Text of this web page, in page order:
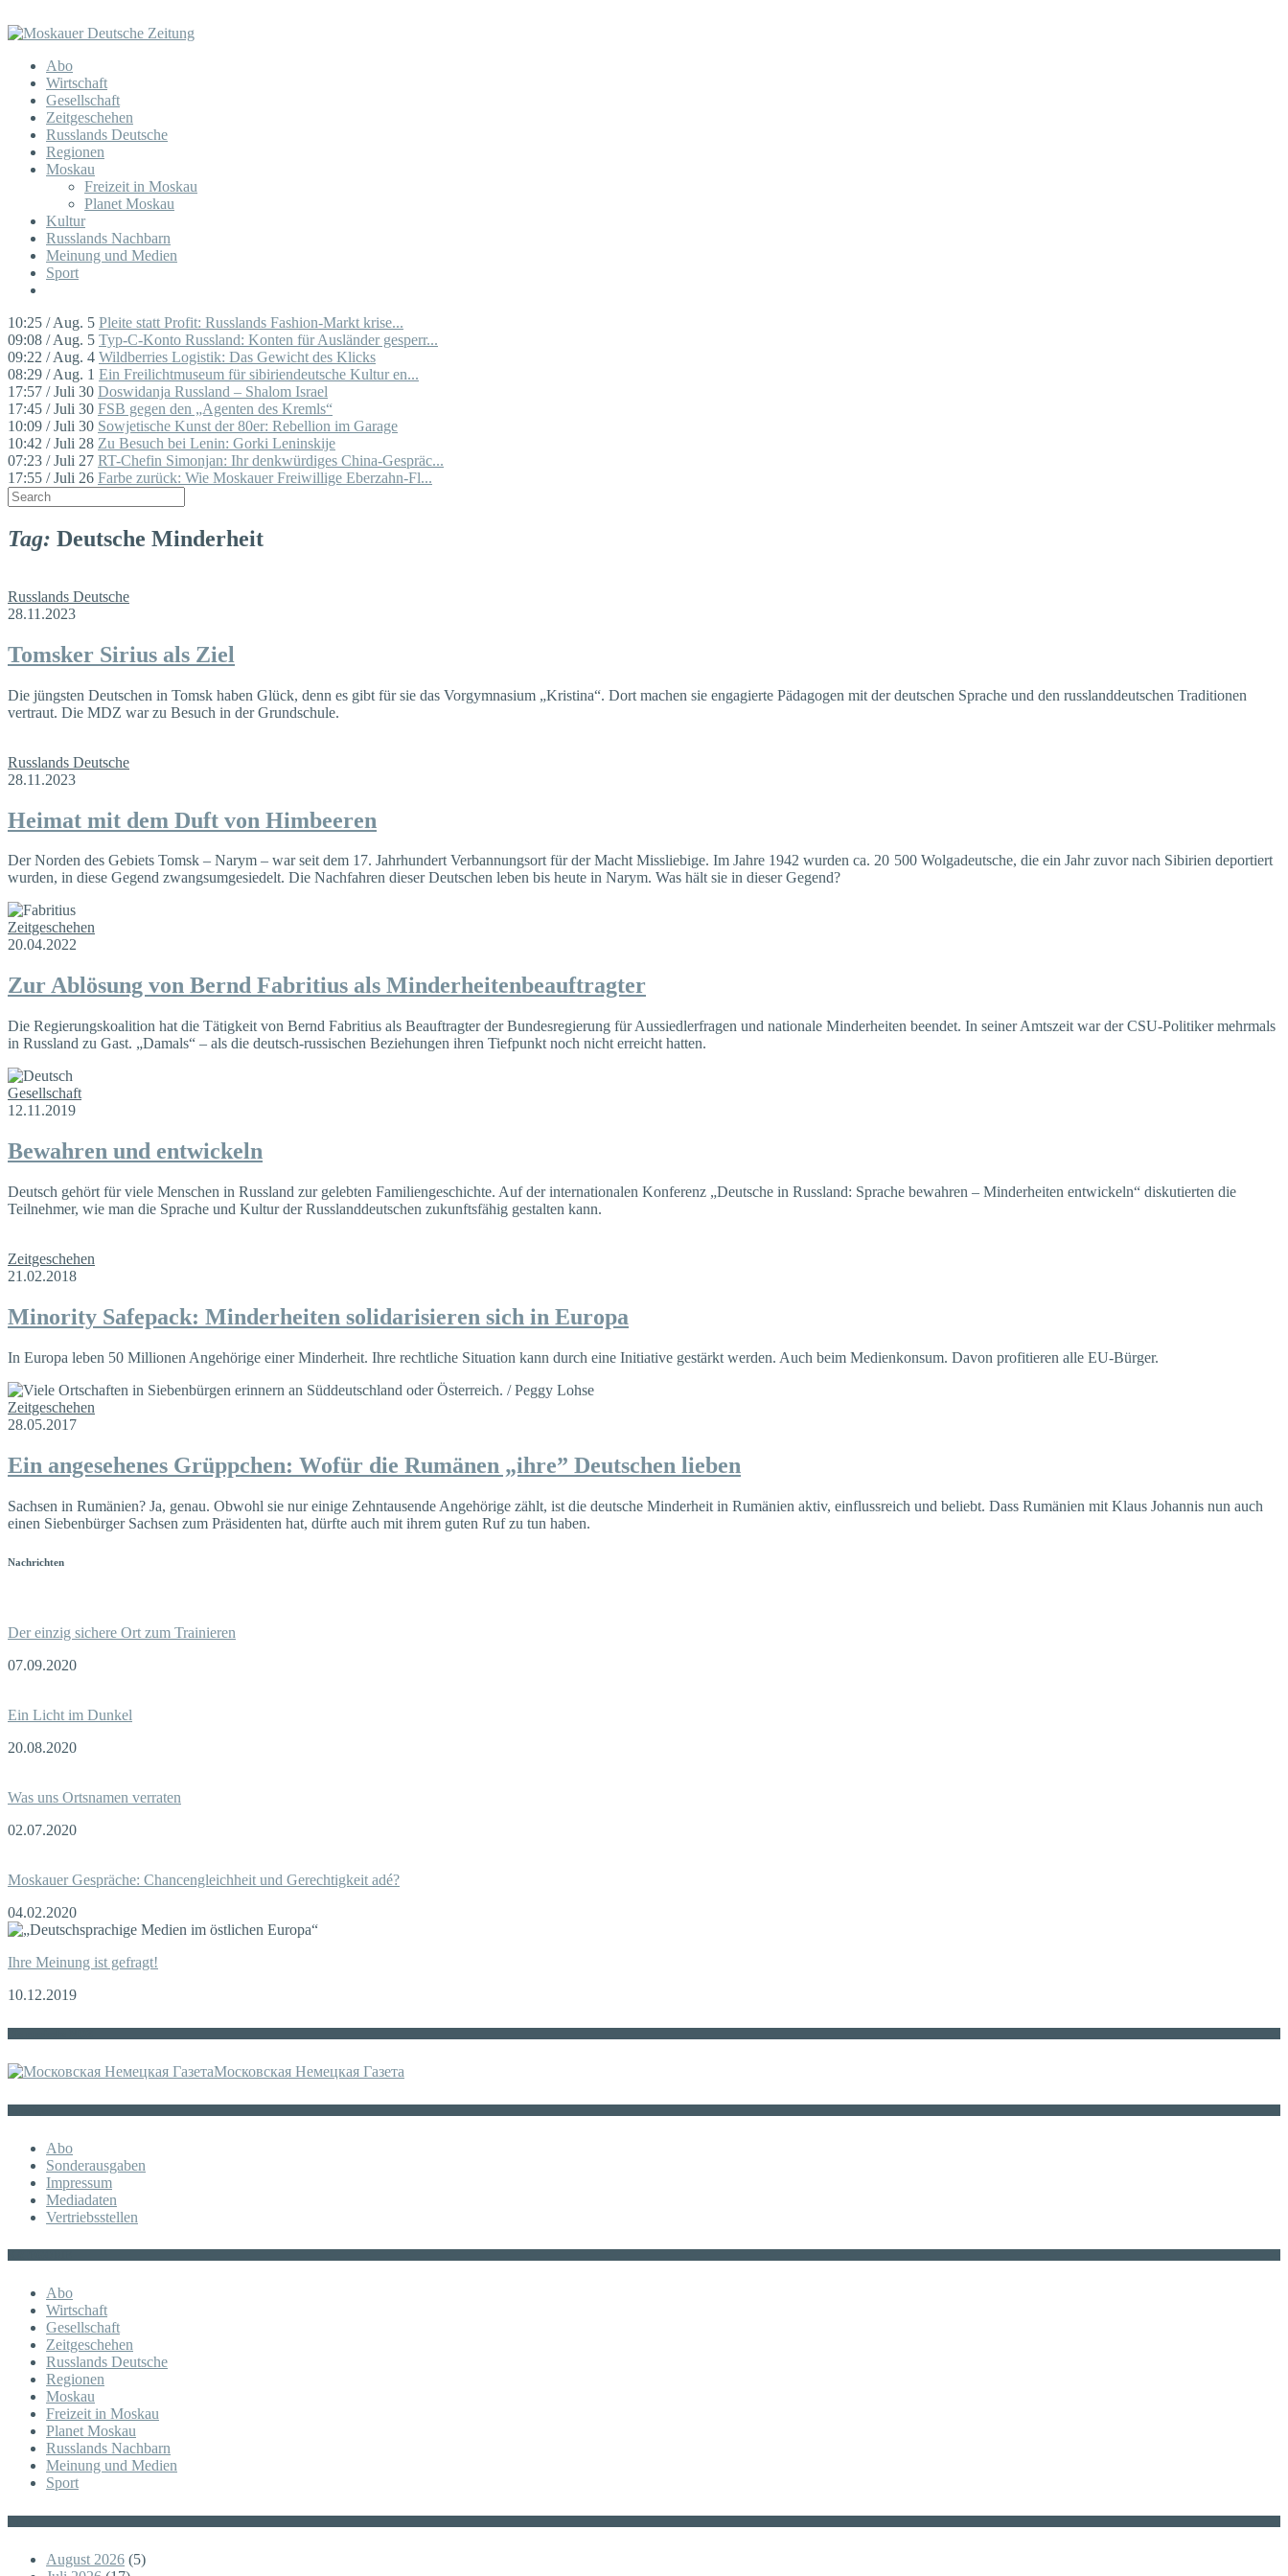
Abo
Wirtschaft
Gesellschaft
Zeitgeschehen
Russlands Deutsche
Regionen
Moskau
Freizeit in Moskau
Planet Moskau
Kultur
Russlands Nachbarn
Meinung und Medien
Sport
10:25 / Aug. 5 Pleite statt Profit: Russlands Fashion-Markt krise...
09:08 / Aug. 5 Typ-C-Konto Russland: Konten für Ausländer gesperr...
09:22 / Aug. 4 Wildberries Logistik: Das Gewicht des Klicks
08:29 / Aug. 1 Ein Freilichtmuseum für sibiriendeutsche Kultur en...
17:57 / Juli 30 Doswidanja Russland – Shalom Israel
17:45 / Juli 30 FSB gegen den „Agenten des Kremls“
10:09 / Juli 30 Sowjetische Kunst der 80er: Rebellion im Garage
10:42 / Juli 28 Zu Besuch bei Lenin: Gorki Leninskije
07:23 / Juli 27 RT-Chefin Simonjan: Ihr denkwürdiges China-Gespräc...
17:55 / Juli 26 Farbe zurück: Wie Moskauer Freiwillige Eberzahn-Fl...
Tag: Deutsche Minderheit
Russlands Deutsche
28.11.2023
Tomsker Sirius als Ziel
Die jüngsten Deutschen in Tomsk haben Glück, denn es gibt für sie das Vorgymnasium „Kristina“. Dort machen sie engagierte Pädagogen mit der deutschen Sprache und den russlanddeutschen Traditionen
vertraut. Die MDZ war zu Besuch in der Grundschule.
Russlands Deutsche
28.11.2023
Heimat mit dem Duft von Himbeeren
Der Norden des Gebiets Tomsk – Narym – war seit dem 17. Jahrhundert Verbannungsort für der Macht Missliebige. Im Jahre 1942 wurden са. 20 500 Wolgadeutsche, die ein Jahr zuvor nach Sibirien deportiert
wurden, in diese Gegend zwangsumgesiedelt. Die Nachfahren dieser Deutschen leben bis heute in Narym. Was hält sie in dieser Gegend?
Zeitgeschehen
20.04.2022
Zur Ablösung von Bernd Fabritius als Minderheitenbeauftragter
Die Regierungskoalition hat die Tätigkeit von Bernd Fabritius als Beauftragter der Bundesregierung für Aussiedlerfragen und nationale Minderheiten beendet. In seiner Amtszeit war der CSU-Politiker mehrmals
in Russland zu Gast. „Damals“ – als die deutsch-russischen Beziehungen ihren Tiefpunkt noch nicht erreicht hatten.
Gesellschaft
12.11.2019
Bewahren und entwickeln
Deutsch gehört für viele Menschen in Russland zur gelebten Familiengeschichte. Auf der internationalen Konferenz „Deutsche in Russland: Sprache bewahren – Minderheiten entwickeln“ diskutierten die
Teilnehmer, wie man die Sprache und Kultur der Russlanddeutschen zukunftsfähig gestalten kann.
Zeitgeschehen
21.02.2018
Minority Safepack: Minderheiten solidarisieren sich in Europa
In Europa leben 50 Millionen Angehörige einer Minderheit. Ihre rechtliche Situation kann durch eine Initiative gestärkt werden. Auch beim Medienkonsum. Davon profitieren alle EU-Bürger.
Zeitgeschehen
28.05.2017
Ein angesehenes Grüppchen: Wofür die Rumänen „ihre” Deutschen lieben
Sachsen in Rumänien? Ja, genau. Obwohl sie nur einige Zehntausende Angehörige zählt, ist die deutsche Minderheit in Rumänien aktiv, einflussreich und beliebt. Dass Rumänien mit Klaus Johannis nun auch
einen Siebenbürger Sachsen zum Präsidenten hat, dürfte auch mit ihrem guten Ruf zu tun haben.
Nachrichten
Der einzig sichere Ort zum Trainieren
07.09.2020
Ein Licht im Dunkel
20.08.2020
Was uns Ortsnamen verraten
02.07.2020
Moskauer Gespräche: Chancengleichheit und Gerechtigkeit adé?
04.02.2020
Ihre Meinung ist gefragt!
10.12.2019
Московская Немецкая Газета
Abo
Sonderausgaben
Impressum
Mediadaten
Vertriebsstellen
Abo
Wirtschaft
Gesellschaft
Zeitgeschehen
Russlands Deutsche
Regionen
Moskau
Freizeit in Moskau
Planet Moskau
Russlands Nachbarn
Meinung und Medien
Sport
August 2026 (5)